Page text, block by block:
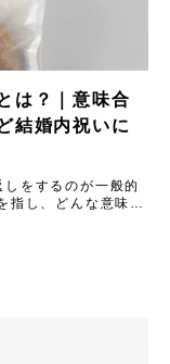
は？｜意味合
結婚内祝いに
をするのが一般的
指し、どんな意味や